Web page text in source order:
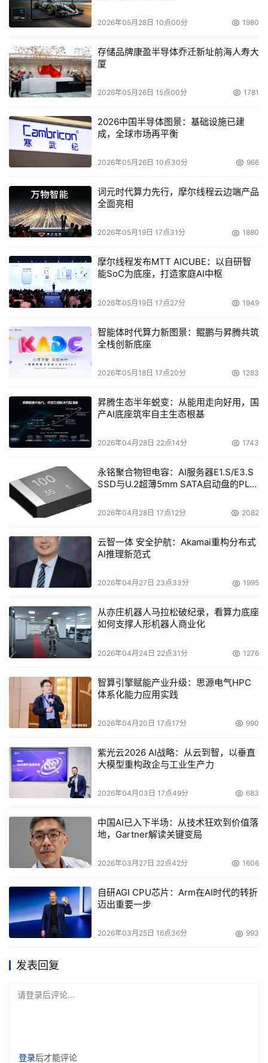
2026年05月28日 10点00分 1980
存储品牌康盈半导体乔迁新址前海人寿大
厦
2026年05月26日 15点00分 1781
2026中国半导体图景：基础设施已建
成，全球市场再平衡
2026年05月26日 10点30分 966
词元时代算力先行，摩尔线程云边端产品
全面亮相
2026年05月19日 17点31分 1880
摩尔线程发布MTT AICUBE：以自研智
能SoC为底座，打造家庭AI中枢
2026年05月19日 17点27分 1949
智能体时代算力新图景：鲲鹏与昇腾共筑
全栈创新底座
2026年05月18日 17点20分 1283
昇腾生态半年蜕变：从能用走向好用，国
产AI底座筑牢自主生态根基
2026年04月28日 22点14分 1743
永铭聚合物钽电容：AI服务器E1.S/E3.S
SSD与U.2超薄5mm SATA启动盘的PLP
2026年04月28日 17点12分 2082
云智一体 安全护航：Akamai重构分布式
AI推理新范式
2026年04月27日 23点33分 1995
从亦庄机器人马拉松破纪录，看算力底座
如何支撑人形机器人商业化
2026年04月24日 22点31分 1276
智算引擎赋能产业升级：思源电气HPC
体系化能力应用实践
2026年04月20日 17点17分 990
紫光云2026 AI战略：从云到智，以垂直
大模型重构政企与工业生产力
2026年04月03日 17点49分 683
中国AI已入下半场：从技术狂欢到价值落
地，Gartner解读关键变局
2026年03月27日 22点42分 1606
自研AGI CPU芯片：Arm在AI时代的转折
迈出重要一步
2026年03月25日 16点36分 993
发表回复
请登录后评论...
登录后才能评论